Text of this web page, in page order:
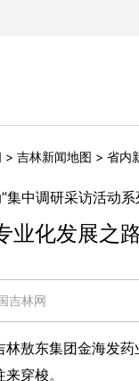
> 吉林新闻地图 > 省内
集中调研采访活动
业化发展之
吉林网
东集团金海发药
穿梭。